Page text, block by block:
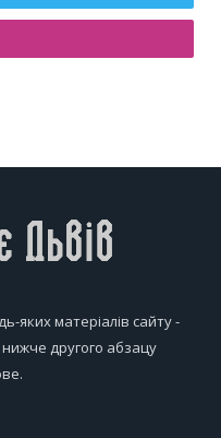
яких матеріалів сайту -
другого абзацу